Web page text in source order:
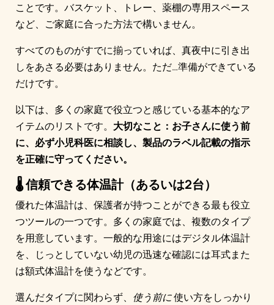
ことです。バスケット、トレー、薬棚の専用スペース
など、ご家庭に合った方法で構いません。
すべてのものがすでに揃っていれば、真夜中に引き出
しをあさる必要はありません。ただ…準備ができている
だけです。
以下は、多くの家庭で役立つと感じている基本的なア
イテムのリストです。 大切なこと：お子さんに使う前
に、必ず小児科医に相談し、製品のラベル記載の指示
を正確に守ってください。
🌡️ 信頼できる体温計（あるいは2台）
優れた体温計は、保護者が持つことができる最も役立
つツールの一つです。多くの家庭では、複数のタイプ
を用意しています。一般的な用途にはデジタル体温計
を、じっとしていない幼児の迅速な確認には耳式また
は額式体温計を使うなどです。
選んだタイプに関わらず、 使う前に使い方をしっかり